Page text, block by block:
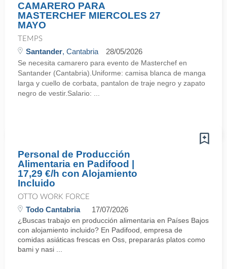
CAMARERO PARA
MASTERCHEF MIERCOLES 27
MAYO
TEMPS
Santander, Cantabria 28/05/2026
Se necesita camarero para evento de Masterchef en
Santander (Cantabria).Uniforme: camisa blanca de manga
larga y cuello de corbata, pantalon de traje negro y zapato
negro de vestir.Salario: ...
Personal de Producción
Alimentaria en Padifood |
17,29 €/h con Alojamiento
Incluido
OTTO WORK FORCE
Todo Cantabria 17/07/2026
¿Buscas trabajo en producción alimentaria en Países Bajos
con alojamiento incluido? En Padifood, empresa de
comidas asiáticas frescas en Oss, prepararás platos como
bami y nasi ...